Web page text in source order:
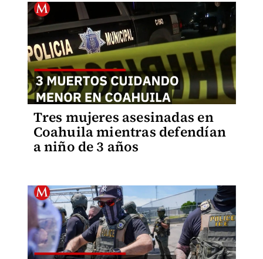
Tres mujeres asesinadas en
Coahuila mientras defendían
a niño de 3 años